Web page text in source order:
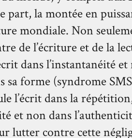
part, la montée en
mondiale. Non
de l’écriture et de la
dans l’instantanéité
sa forme (syndrome
l’écrit dans la
et non dans
lutter contre cette